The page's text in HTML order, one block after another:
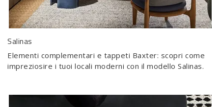
Salinas
Elementi complementari e tappeti Baxter: scopri come
impreziosire i tuoi locali moderni con il modello Salinas.